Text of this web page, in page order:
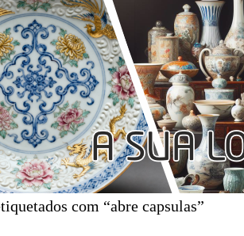
com “abre capsulas”